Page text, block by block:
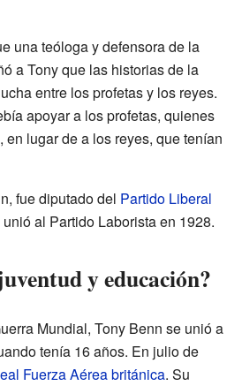
una teóloga y defensora de la
a Tony que las historias de la
entre los profetas y los reyes.
apoyar a los profetas, quienes
lugar de a los reyes, que tenían
fue diputado del Partido Liberal
al Partido Laborista en 1928.
y educación?
Mundial, Tony Benn se unió a
tenía 16 años. En julio de
Fuerza Aérea británica. Su